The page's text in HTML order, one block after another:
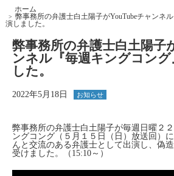
ホーム
弊事務所の弁護士白土陽子がYouTubeチャンネ
演しました。
弊事務所の弁護士白土陽子
ンネル『毎週キングコング
した。
2022年5月18日 お知らせ
弊事務所の弁護士白土陽子が毎週日曜２
ングコング（５月１５日（日）放送回）
んと交流のある弁護士として出演し、偽
受けました。（15:10～）